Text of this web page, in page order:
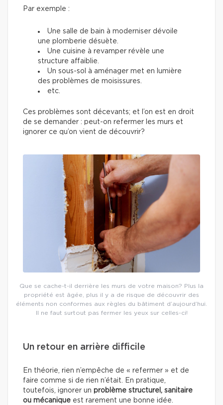
Par exemple :
Une salle de bain à moderniser dévoile
une plomberie désuète.
Une cuisine à revamper révèle une
structure affaiblie.
Un sous-sol à aménager met en lumière
des problèmes de moisissures.
etc.
Ces problèmes sont décevants; et l’on est en droit
de se demander : peut-on refermer les murs et
ignorer ce qu’on vient de découvrir?
Que se cache-t-il derrière les murs de votre maison? Plus la
propriété est âgée, plus il y a de risque de découvrir des
éléments non conformes aux règles du bâtiment d’aujourd’hui.
Il ne faut surtout pas fermer les yeux sur celles-ci!
Un retour en arrière difficile
En théorie, rien n’empêche de « refermer » et de
faire comme si de rien n’était. En pratique,
toutefois, ignorer un problème structurel, sanitaire
ou mécanique est rarement une bonne idée.